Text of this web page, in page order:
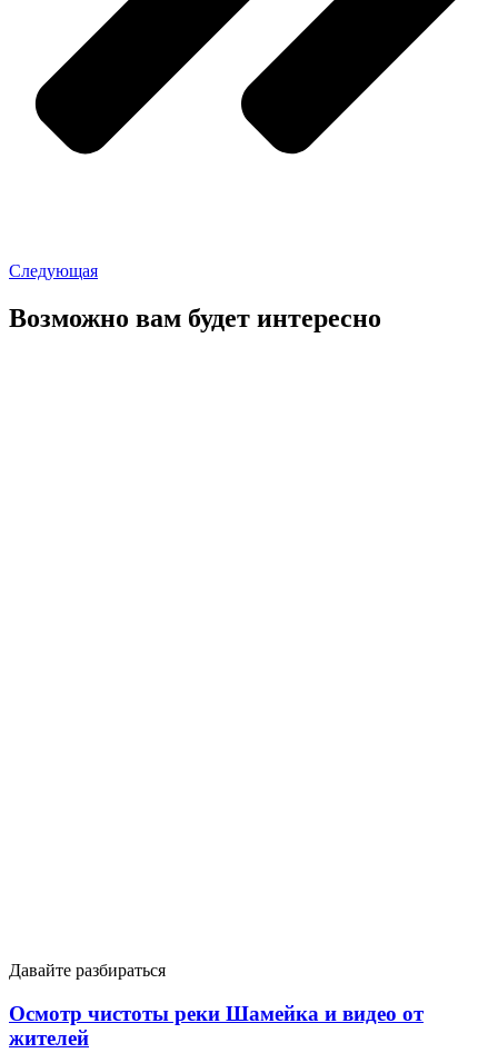
Следующая
Возможно вам будет интересно
Давайте разбираться
Осмотр чистоты реки Шамейка и видео от
жителей